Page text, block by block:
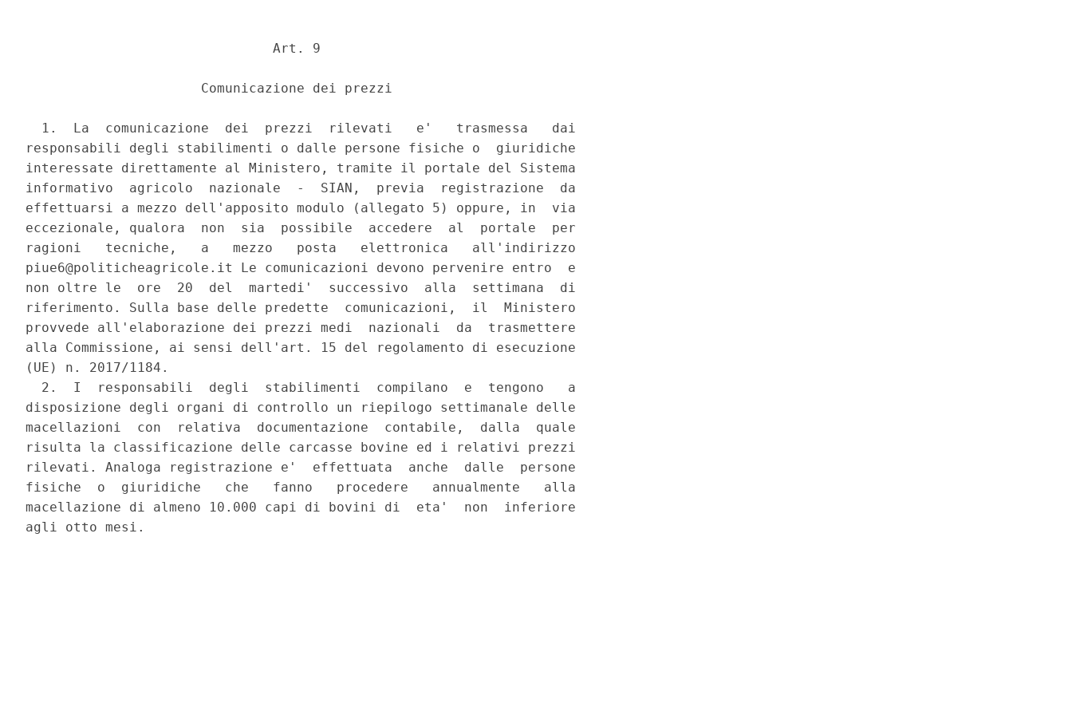
                               Art. 9
                      Comunicazione dei prezzi
  1.  La  comunicazione  dei  prezzi  rilevati   e'   trasmessa   dai
responsabili degli stabilimenti o dalle persone fisiche o  giuridiche
interessate direttamente al Ministero, tramite il portale del Sistema
informativo  agricolo  nazionale  -  SIAN,  previa  registrazione  da
effettuarsi a mezzo dell'apposito modulo (allegato 5) oppure, in  via
eccezionale, qualora  non  sia  possibile  accedere  al  portale  per
ragioni   tecniche,   a   mezzo   posta   elettronica   all'indirizzo
piue6@politicheagricole.it Le comunicazioni devono pervenire entro  e
non oltre le  ore  20  del  martedi'  successivo  alla  settimana  di
riferimento. Sulla base delle predette  comunicazioni,  il  Ministero
provvede all'elaborazione dei prezzi medi  nazionali  da  trasmettere
alla Commissione, ai sensi dell'art. 15 del regolamento di esecuzione
(UE) n. 2017/1184.
  2.  I  responsabili  degli  stabilimenti  compilano  e  tengono   a
disposizione degli organi di controllo un riepilogo settimanale delle
macellazioni  con  relativa  documentazione  contabile,  dalla  quale
risulta la classificazione delle carcasse bovine ed i relativi prezzi
rilevati. Analoga registrazione e'  effettuata  anche  dalle  persone
fisiche  o  giuridiche   che   fanno   procedere   annualmente   alla
macellazione di almeno 10.000 capi di bovini di  eta'  non  inferiore